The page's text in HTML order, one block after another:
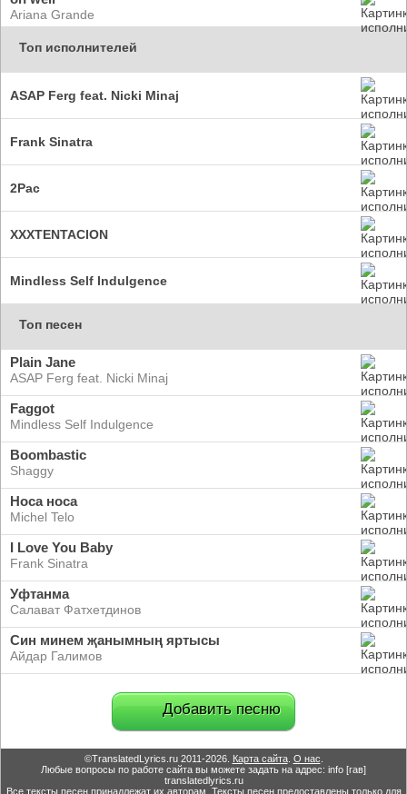
Ariana Grande
Топ исполнителей
ASAP Ferg feat. Nicki Minaj
Frank Sinatra
2Pac
XXXTENTACION
Mindless Self Indulgence
Топ песен
Plain Jane
ASAP Ferg feat. Nicki Minaj
Faggot
Mindless Self Indulgence
Boombastic
Shaggy
Носа носа
Michel Telo
I Love You Baby
Frank Sinatra
Уфтанма
Салават Фатхетдинов
Син минем җанымның яртысы
Айдар Галимов
Добавить песню
©TranslatedLyrics.ru 2011-2026. Карта сайта. О нас
Любые вопросы по работе сайта вы можете задать на адрес: info [гав]
translatedlyrics.ru
Все тексты песен принадлежат их авторам. Тексты песен предоставлены только для